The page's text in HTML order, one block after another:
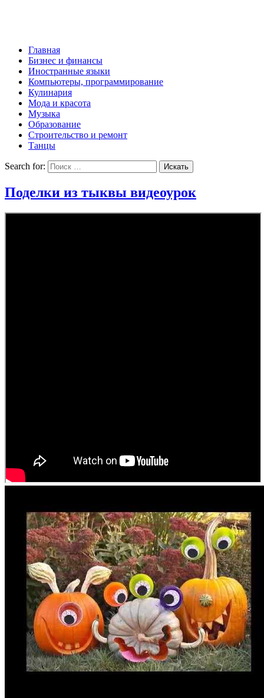
Главная
Бизнес и финансы
Иностранные языки
Компьютеры, программирование
Кулинария
Мода и красота
Музыка
Образование
Строительство и ремонт
Танцы
Search for:
Поделки из тыквы видеоурок